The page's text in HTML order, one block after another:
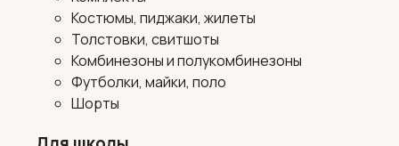
Костюмы, пиджаки, жилеты
Толстовки, свитшоты
Комбинезоны и полукомбинезоны
Футболки, майки, поло
Шорты